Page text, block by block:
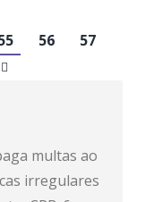
56
57
multas ao
irregulares